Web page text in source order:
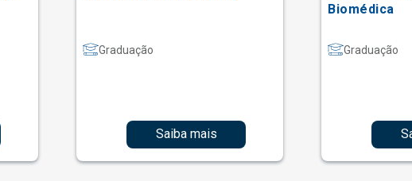
Graduação
Saiba mais
Biomédica
Graduação